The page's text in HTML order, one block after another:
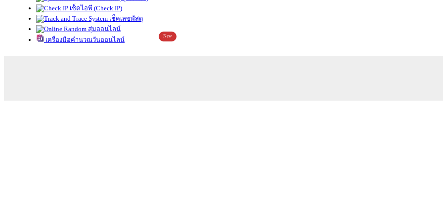
เช็คไอพี (Check IP)
เช็คเลขพัสดุ
สุ่มออนไลน์
เครื่องมือคำนวณวันออนไลน์
New